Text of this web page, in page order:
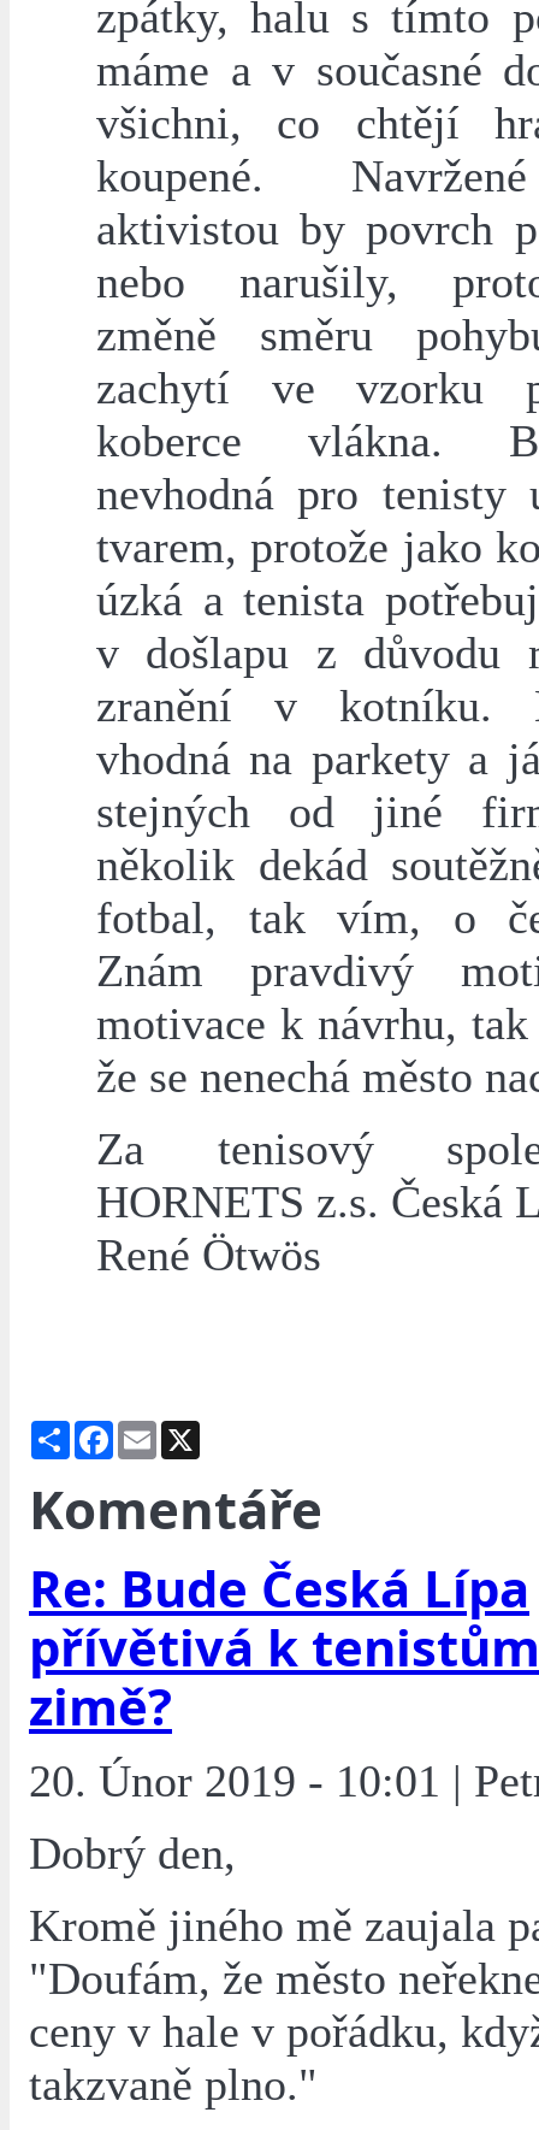
zpátky, halu s tímto
máme a v současné
všichni, co chtějí
koupené.
aktivistou by povrch
nebo narušily,
změně směru
zachytí ve vzorku
koberce vlákna.
nevhodná pro tenisty
tvarem, protože jako
úzká a tenista
v došlapu z důvodu
zranění v kotníku.
vhodná na parkety a
stejných od jiné
několik dekád
fotbal, tak vím, o
Znám pravdivý
motivace k návrhu,
že se nenechá město
Za tenisový
HORNETS z.s. Česká
René Ötwös
Share Facebook
Email
Komentáře
Re: Bude Česká Lípa
přívětivá k
zimě?
20. Únor 2019 - 10:01 |
Dobrý den,
Kromě jiného mě zaujala
"Doufám, že město
ceny v hale v pořádku,
takzvaně plno."